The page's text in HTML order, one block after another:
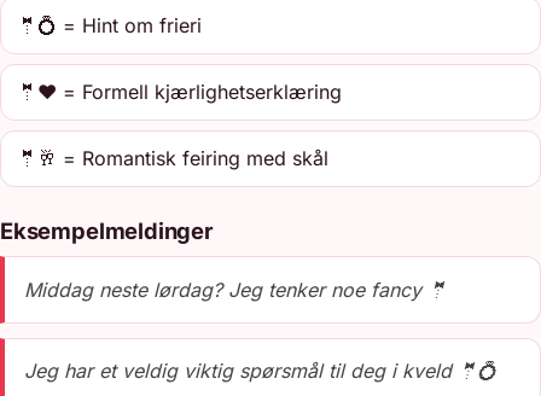
🤵💍 = Hint om frieri
🤵❤️ = Formell kjærlighetserklæring
🤵🥂 = Romantisk feiring med skål
Eksempelmeldinger
Middag neste lørdag? Jeg tenker noe fancy 🤵
Jeg har et veldig viktig spørsmål til deg i kveld 🤵💍